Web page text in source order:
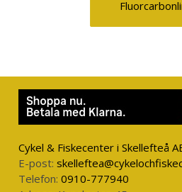
Cykel & Fiskecenter i Skellefteå
E-post:
Telefon: 0910-777940